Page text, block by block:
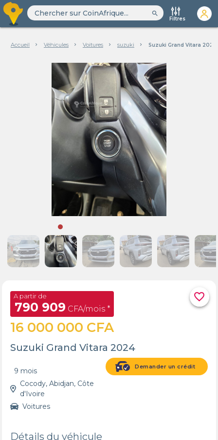
search
Filtres
Accueil Véhicules Voitures suzuki Suzuki Grand Vitara 2024
favorite_border
A partir de
790 909 CFA/mois *
16 000 000 CFA
Suzuki Grand Vitara 2024
Demander un crédit
9 mois
Cocody, Abidjan, Côte
d'Ivoire
Voitures
Détails du véhicule